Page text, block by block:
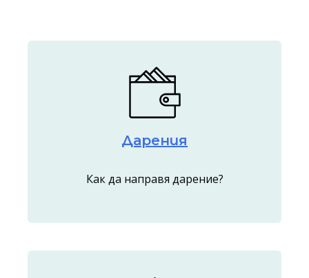
Дарения
Как да направя дарение?